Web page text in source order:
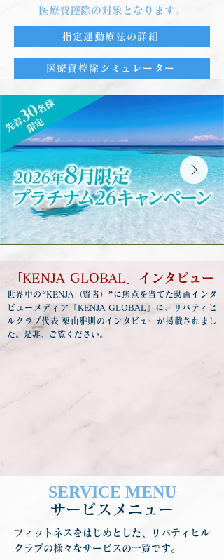
医療費控除の対象となります。
指定運動療法の詳細
医療費控除シミュレーター
「KENJA GLOBAL」インタビュー
世界中の“KENJA（賢者）”に焦点を当てた動画インタ
ビューメディア「KENJA GLOBAL」に、リバティヒ
ルクラブ代表 栗山雅則のインタビューが掲載されまし
た。是非、ご覧ください。
SERVICE MENU
サービスメニュー
フィットネスをはじめとした、リバティヒル
クラブの様々なサービスの一覧です。